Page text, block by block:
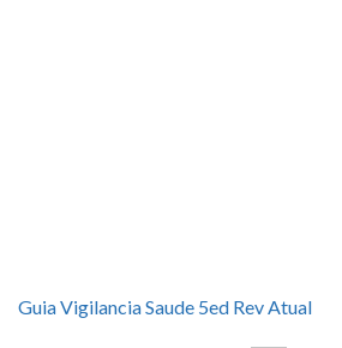
Guia Vigilancia Saude 5ed Rev Atual